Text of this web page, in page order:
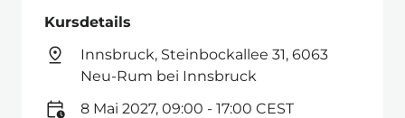
Kursdetails
Innsbruck, Steinbockallee 31, 6063
Neu-Rum bei Innsbruck
8 Mai 2027, 09:00 - 17:00 CEST